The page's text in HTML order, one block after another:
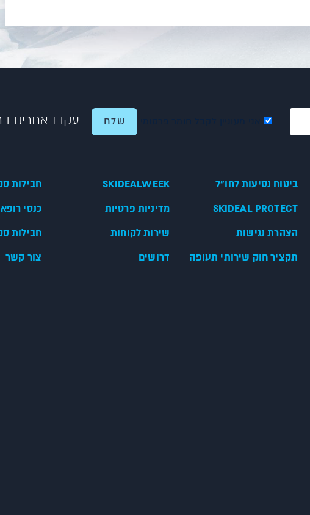
עקבו אחרינו
ביטוח נסיעות לחו"ל SKIDEALWEEK חבילות
SKIDEAL PROTECT מדיניות פרטיות כנסי
הצהרת נגישות שירות לקוחות חבילות
תקציר חוק שירותי תעופה דרושים צור קשר